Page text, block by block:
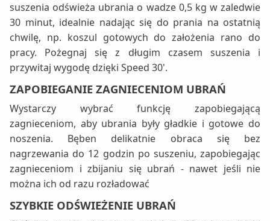
suszenia odświeża ubrania o wadze 0,5 kg w zaledwie
30 minut, idealnie nadając się do prania na ostatnią
chwilę, np. koszul gotowych do założenia rano do
pracy. Pożegnaj się z długim czasem suszenia i
przywitaj wygodę dzięki Speed 30'.
ZAPOBIEGANIE ZAGNIECENIOM UBRAŃ
Wystarczy wybrać funkcję zapobiegającą
zagnieceniom, aby ubrania były gładkie i gotowe do
noszenia. Bęben delikatnie obraca się bez
nagrzewania do 12 godzin po suszeniu, zapobiegając
zagnieceniom i zbijaniu się ubrań - nawet jeśli nie
można ich od razu rozładować
SZYBKIE ODŚWIEŻENIE UBRAŃ